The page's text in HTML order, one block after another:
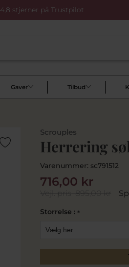
4,8 stjerner på Trustpilot
Gaver Tilbud
Scrouples
Herrering
Varenummer: sc791512
Vejl. pris895,00 kr
716,00 kr
Storrelse : *